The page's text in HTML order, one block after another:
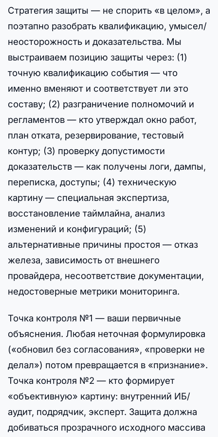
Стратегия защиты — не спорить «в целом», а
поэтапно разобрать квалификацию, умысел/
неосторожность и доказательства. Мы
выстраиваем позицию защиты через: (1)
точную квалификацию события — что
именно вменяют и соответствует ли это
составу; (2) разграничение полномочий и
регламентов — кто утверждал окно работ,
план отката, резервирование, тестовый
контур; (3) проверку допустимости
доказательств — как получены логи, дампы,
переписка, доступы; (4) техническую
картину — специальная экспертиза,
восстановление таймлайна, анализ
изменений и конфигураций; (5)
альтернативные причины простоя — отказ
железа, зависимость от внешнего
провайдера, несоответствие документации,
недостоверные метрики мониторинга.
Точка контроля №1 — ваши первичные
объяснения. Любая неточная формулировка
(«обновил без согласования», «проверки не
делал») потом превращается в «признание».
Точка контроля №2 — кто формирует
«объективную» картину: внутренний ИБ/
аудит, подрядчик, эксперт. Защита должна
добиваться прозрачного исходного массива